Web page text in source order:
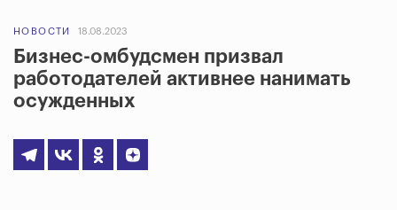
НОВОСТИ 18.08.2023
Бизнес-омбудсмен призвал
работодателей активнее нанимать
осужденных